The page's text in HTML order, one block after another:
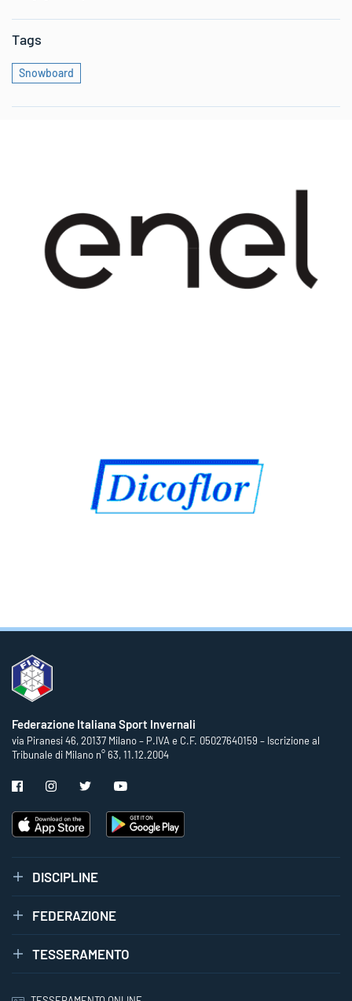
Tags
Snowboard
Federazione Italiana Sport Invernali
via Piranesi 46, 20137 Milano – P.IVA e C.F. 05027640159 – Iscrizione al
Tribunale di Milano n° 63, 11.12.2004
DISCIPLINE
FEDERAZIONE
TESSERAMENTO